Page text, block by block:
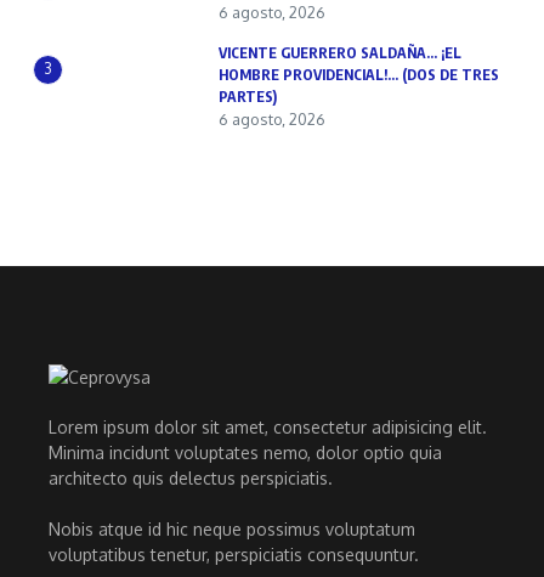
6 agosto, 2026
3
VICENTE GUERRERO SALDAÑA… ¡EL
HOMBRE PROVIDENCIAL!… (DOS DE TRES
PARTES)
6 agosto, 2026
Lorem ipsum dolor sit amet, consectetur adipisicing elit.
Minima incidunt voluptates nemo, dolor optio quia
architecto quis delectus perspiciatis.
Nobis atque id hic neque possimus voluptatum
voluptatibus tenetur, perspiciatis consequuntur.